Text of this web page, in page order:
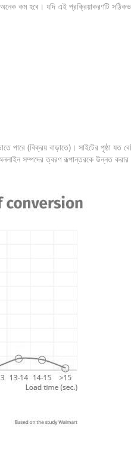
কম হবে। যদি এই প্রক্রিয়াকরণটি
(বিক্রয় বাড়াতে)। সাইটের পৃষ্ঠা যত
সম্পদের ত্বরণ রূপান্তরকে উন্নত